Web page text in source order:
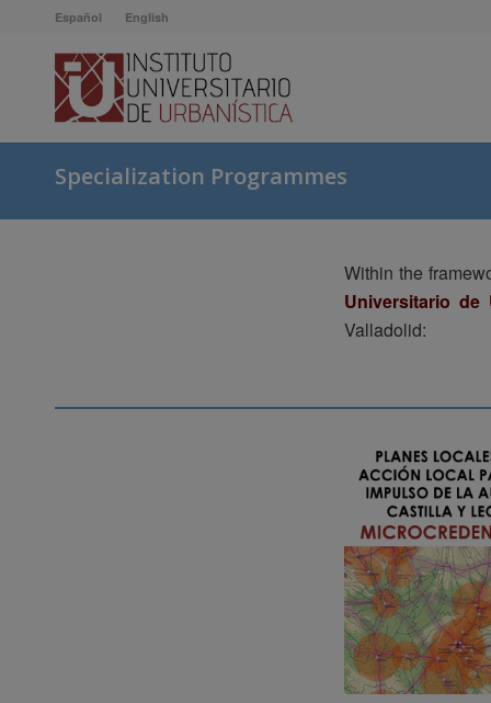
Español English
Specialization Programmes
Within the
Universitario de
Valladolid: